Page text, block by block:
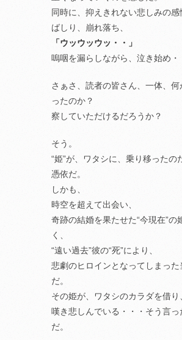
同時に、抑えきれない悲しみの感
ばしり、崩れ落ち、
「ウッウッウッ・・」
嗚咽を漏らしながら、泣き始め・
さぁさ、読者の皆さん、一体、何
ったのか？
察していただけるだろうか？
そう。
“姫”が、ワタシに、乗り移ったの
憑依だ。
しかも、
時空を超えて出会い、
奇跡の結婚を果たせた“今現在”の
く、
“遠い過去”彼の“死”により、
悲劇のヒロインとなってしまった
だ。
その姫が、ワタシのカラダを借り
嘆き悲しんでいる・・・そう言っ
だ。